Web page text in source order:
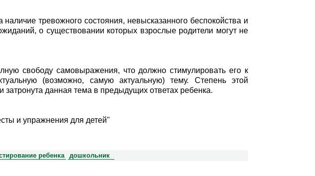
тревожного состояния, невысказанного беспокойства и
о существовании которых взрослые родители могут не
свободу самовыражения, что должно стимулировать его к
(возможно, самую актуальную) тему. Степень этой
затронута данная тема в предыдущих ответах ребенка.
и упражнения для детей"
ребенка дошкольник